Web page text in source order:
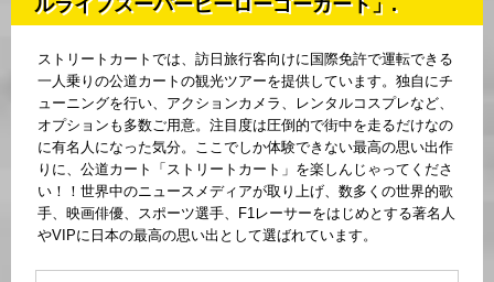
ルライフスーパーヒーローゴーカート」.
ストリートカートでは、訪日旅行客向けに国際免許で運転できる
一人乗りの公道カートの観光ツアーを提供しています。独自にチ
ューニングを行い、アクションカメラ、レンタルコスプレなど、
オプションも多数ご用意。注目度は圧倒的で街中を走るだけなの
に有名人になった気分。ここでしか体験できない最高の思い出作
りに、公道カート「ストリートカート」を楽しんじゃってくださ
い！！世界中のニュースメディアが取り上げ、数多くの世界的歌
手、映画俳優、スポーツ選手、F1レーサーをはじめとする著名人
やVIPに日本の最高の思い出として選ばれています。